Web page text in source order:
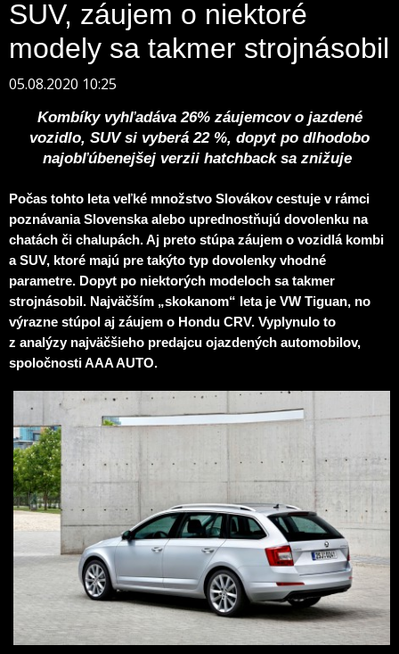
SUV, záujem o niektoré
modely sa takmer strojnásobil
05.08.2020 10:25
Kombíky vyhľadáva 26% záujemcov o jazdené
vozidlo, SUV si vyberá 22 %, dopyt po dlhodobo
najobľúbenejšej verzii hatchback sa znižuje
Počas tohto leta veľké množstvo Slovákov cestuje v rámci
poznávania Slovenska alebo uprednostňujú dovolenku na
chatách či chalupách. Aj preto stúpa záujem o vozidlá kombi
a SUV, ktoré majú pre takýto typ dovolenky vhodné
parametre. Dopyt po niektorých modeloch sa takmer
strojnásobil. Najväčším „skokanom“ leta je VW Tiguan, no
výrazne stúpol aj záujem o Hondu CRV. Vyplynulo to
z analýzy najväčšieho predajcu ojazdených automobilov,
spoločnosti AAA AUTO.